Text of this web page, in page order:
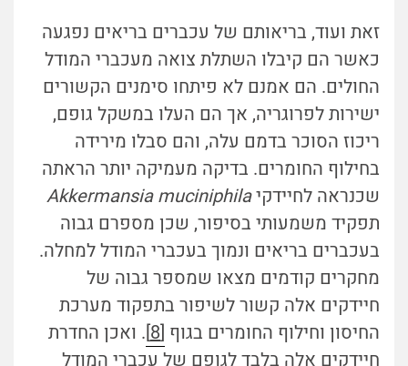
זאת ועוד, בריאותם של עכברים בריאים נפגעה
כאשר הם קיבלו השתלת צואה מעכברי המודל
החולים. הם אמנם לא פיתחו סימנים הקשורים
ישירות לפרוגריה, אך הם העלו במשקל גופם,
ריכוז הסוכר בדמם עלה, והם סבלו מירידה
בחילוף החומרים. בדיקה מעמיקה יותר הראתה
שכנראה לחיידקיAkkermansia muciniphila
תפקיד משמעותי בסיפור, שכן מספרם גבוה
בעכברים בריאים ונמוך בעכברי המודל למחלה.
מחקרים קודמים מצאו שמספר גבוה של
חיידקים אלה קשור לשיפור בתפקוד מערכת
החיסון וחילוף החומרים בגוף [8] . ואכן החדרת
חיידקים אלה בלבד לגופם של עכברי המודל